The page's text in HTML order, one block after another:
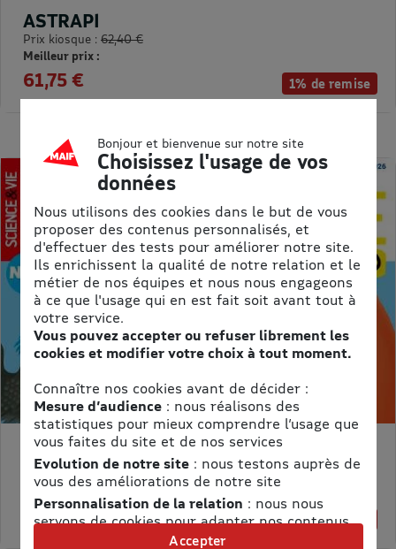
1% de remise
ASTRAPI
Prix kiosque : 62,40 €
Meilleur prix :
61,75 €
18% de remise
MON PETIT SCIENCE ET VIE AVEC NANO
Prix kiosque :
71,40 €
Meilleur prix :
58,65 €
Bonjour et bienvenue sur notre site
Choisissez l'usage de vos
données
Nous utilisons des cookies dans le but de vous
proposer des contenus personnalisés, et
d'effectuer des tests pour améliorer notre site.
Ils enrichissent la qualité de notre relation et le
métier de nos équipes et nous nous engageons
à ce que l'usage qui en est fait soit avant tout à
votre service.
Vous pouvez accepter ou refuser librement les
cookies et modifier votre choix à tout moment.
Connaître nos cookies avant de décider :
Mesure d’audience: nous réalisons des
statistiques pour mieux comprendre l’usage que
vous faites du site et de nos services
Evolution de notre site: nous testons auprès de
vous des améliorations de notre site
Personnalisation de la relation : nous nous
servons de cookies pour adapter nos contenus
et personnaliser nos offres
Accepter